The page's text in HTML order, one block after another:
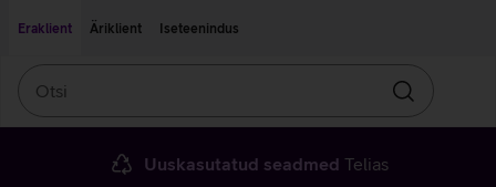
Eraklient
Äriklient Iseteenindus
Otsin
Uuskasutatud seadmed Telias